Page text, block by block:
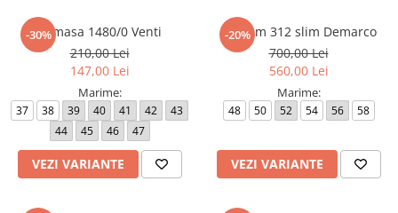
-30%Camasa 1480/0 Venti
210,00 Lei
147,00 Lei
Marime:
37 38 39 40 41 42
43
44
45 46 47
VEZI VARIANTE
-20%
Costum 312 slim Demarco
700,00 Lei
560,00 Lei
Marime:
48 50 52 54 56 58
VEZI VARIANTE